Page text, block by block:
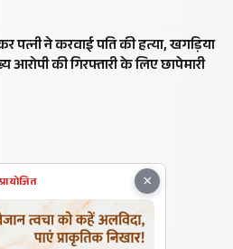
पत्नी ने करवाई पति की हत्या, खगड़िया
की गिरफ्तारी के लिए छापेमारी
×
प्रायोजित